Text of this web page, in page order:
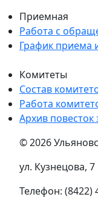
Приемная
Работа с
График приема
Комитеты
Состав
Работа
Архив повесток
© 2026
ул. Кузнецова, 7
Телефон: (8422)